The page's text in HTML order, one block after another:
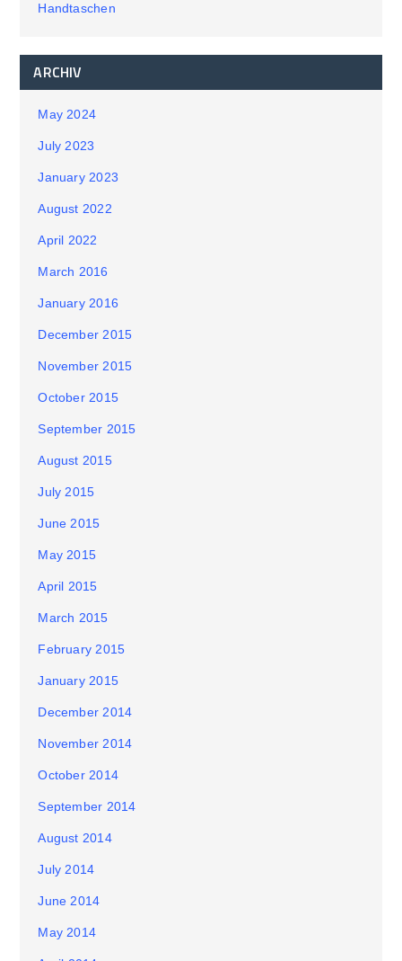
Handtaschen
ARCHIV
May 2024
July 2023
January 2023
August 2022
April 2022
March 2016
January 2016
December 2015
November 2015
October 2015
September 2015
August 2015
July 2015
June 2015
May 2015
April 2015
March 2015
February 2015
January 2015
December 2014
November 2014
October 2014
September 2014
August 2014
July 2014
June 2014
May 2014